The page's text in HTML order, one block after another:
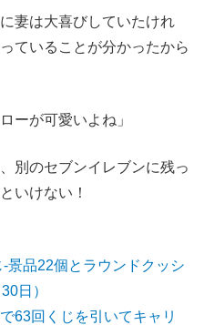
妻は大喜びしていたけれ
ていることが分かったから
ーが可愛いよね」
別のセブンイレブンに残っ
いけない！
景品22個とラウンドクッシ
日）
63回くじを引いてキャリ